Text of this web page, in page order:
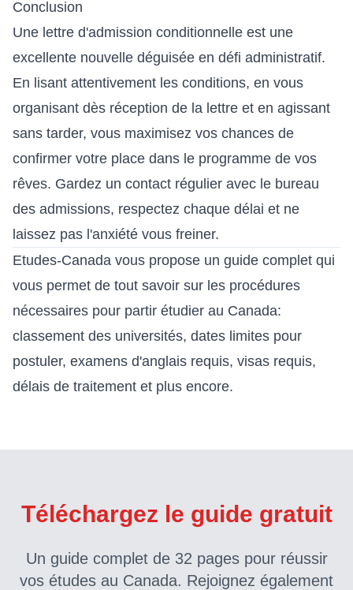
Conclusion
Une lettre d'admission conditionnelle est une
excellente nouvelle déguisée en défi administratif.
En lisant attentivement les conditions, en vous
organisant dès réception de la lettre et en agissant
sans tarder, vous maximisez vos chances de
confirmer votre place dans le programme de vos
rêves. Gardez un contact régulier avec le bureau
des admissions, respectez chaque délai et ne
laissez pas l'anxiété vous freiner.
Etudes-Canada vous propose un guide complet qui
vous permet de tout savoir sur les procédures
nécessaires pour partir étudier au Canada:
classement des universités, dates limites pour
postuler, examens d'anglais requis, visas requis,
délais de traitement et plus encore.
Téléchargez le guide gratuit
Un guide complet de 32 pages pour réussir
vos études au Canada. Rejoignez également